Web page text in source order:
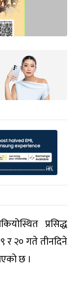
प्रसिद्ध
र २० गते तीनदिने
छ ।